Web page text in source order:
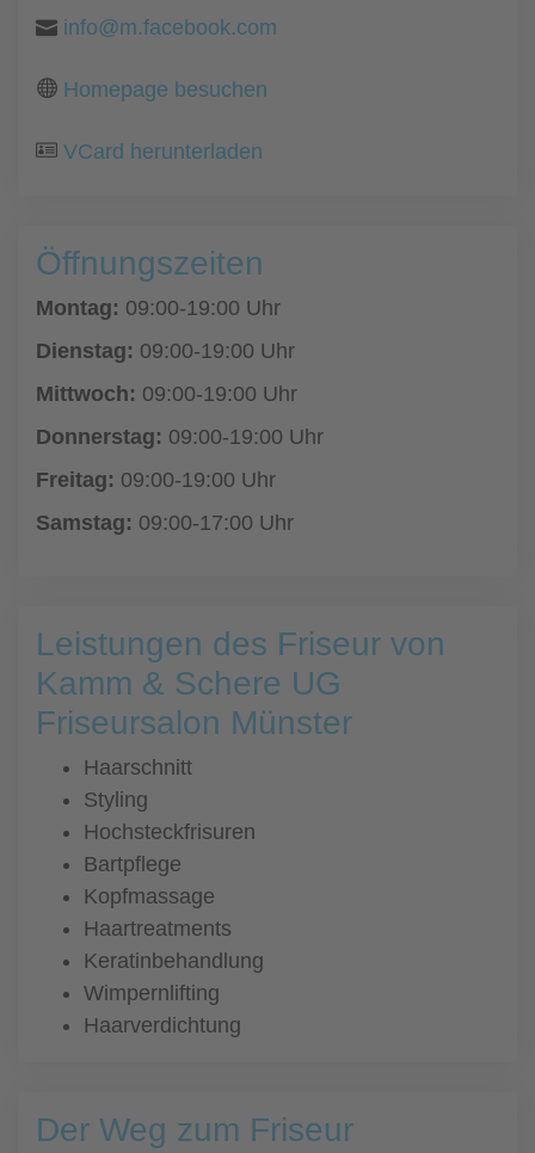
info@m.facebook.com
Homepage besuchen
VCard herunterladen
Öffnungszeiten
Montag: 09:00-19:00 Uhr
Dienstag: 09:00-19:00 Uhr
Mittwoch: 09:00-19:00 Uhr
Donnerstag: 09:00-19:00 Uhr
Freitag: 09:00-19:00 Uhr
Samstag: 09:00-17:00 Uhr
Leistungen des Friseur von
Kamm & Schere UG
Friseursalon Münster
Haarschnitt
Styling
Hochsteckfrisuren
Bartpflege
Kopfmassage
Haartreatments
Keratinbehandlung
Wimpernlifting
Haarverdichtung
Der Weg zum Friseur